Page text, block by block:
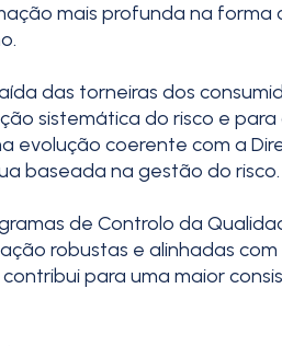
mais profunda na forma
das torneiras dos
sistemática do risco e para
coerente com a
baseada na gestão do risco.
de Controlo da
robustas e alinhadas
para uma maior